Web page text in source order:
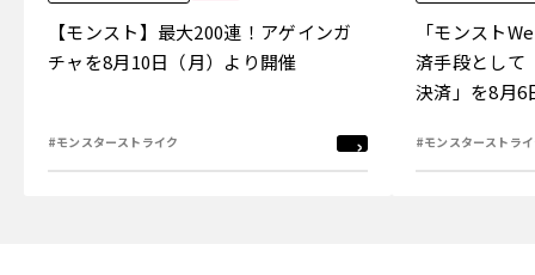
【モンスト】最大200連！アゲインガ
チャを8月10日（月）より開催
#モンスターストライク
「モンスト
済手段として
決済」を8月6
#モンスターストラ